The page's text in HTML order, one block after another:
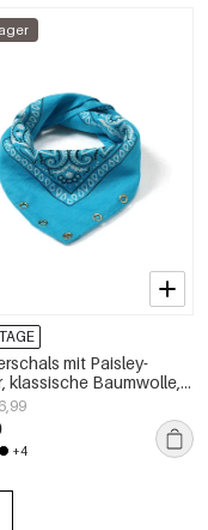
mit Paisley-
klassische Baumwolle,
+4